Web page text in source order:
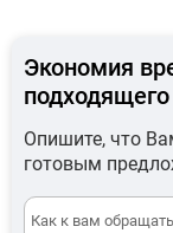
Экономия
Опишите, что
готовым